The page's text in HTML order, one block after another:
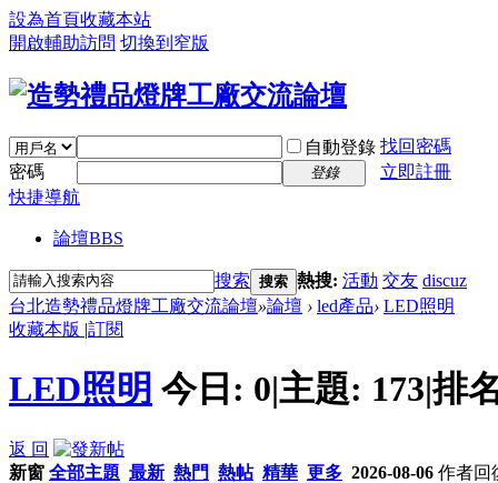
設為首頁收藏本站
開啟輔助訪問 切換到窄版
自動登錄 找回密碼
密碼
登錄
立即註冊
快捷導航
論壇BBS
搜索 搜索 熱搜: 活動 交友 discuz
台北造勢禮品燈牌工廠交流論壇»論壇 › led產品› LED照明
收藏本版 |訂閱
LED照明 今日: 0|主題: 173|排
返 回
新窗 全部主題 最新 熱門 熱帖 精華 更多 2026-08-06 作者回